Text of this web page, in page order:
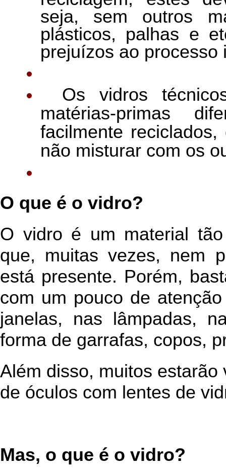
seja, sem outros
plásticos, palhas e
prejuízos ao processo
Os vidros
matérias-primas
facilmente
não misturar com os
O que é o vidro?
O vidro é um material
que, muitas vezes, nem
está presente. Porém,
com um pouco de
janelas, nas lâmpadas,
forma de garrafas, copos,
Além disso, muitos
de óculos com lentes de
Mas, o que é o vidro?